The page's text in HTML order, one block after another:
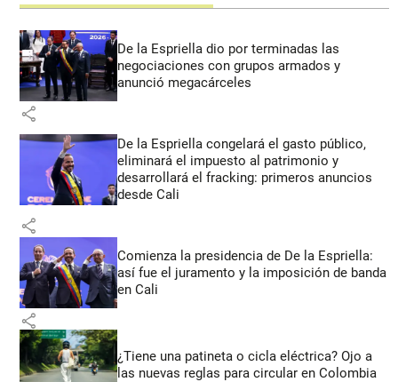
De la Espriella dio por terminadas las
negociaciones con grupos armados y
anunció megacárceles
share
De la Espriella congelará el gasto público,
eliminará el impuesto al patrimonio y
desarrollará el fracking: primeros anuncios
desde Cali
share
Comienza la presidencia de De la Espriella:
así fue el juramento y la imposición de banda
en Cali
share
¿Tiene una patineta o cicla eléctrica? Ojo a
las nuevas reglas para circular en Colombia